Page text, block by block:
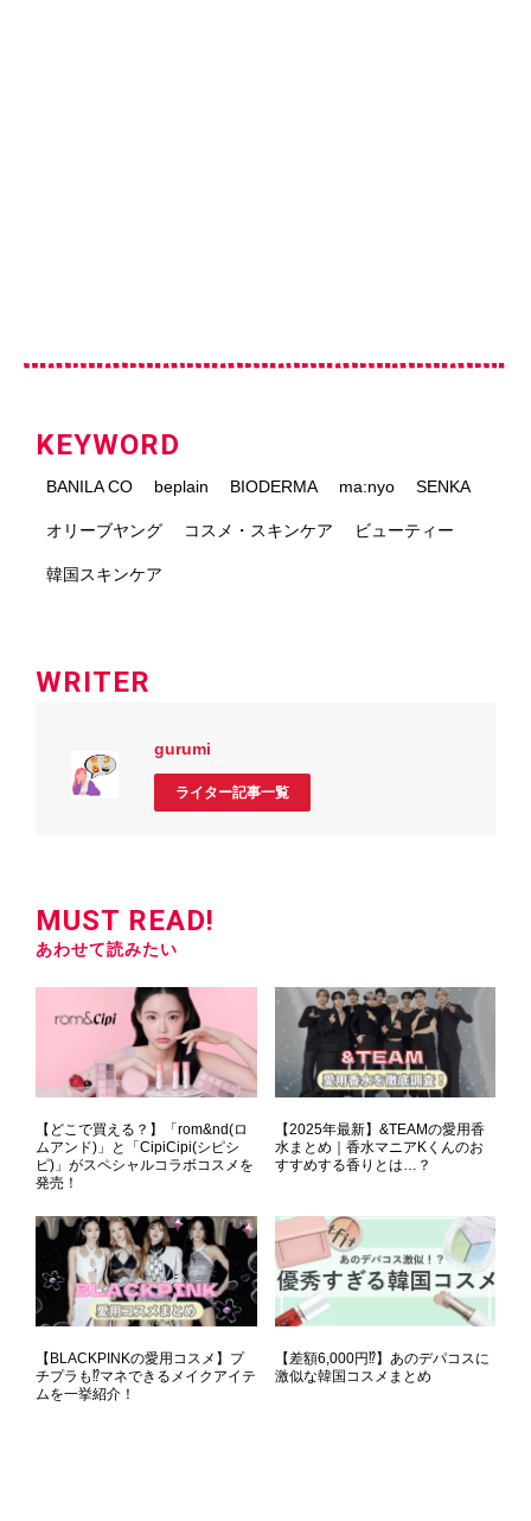
KEYWORD
BANILA CO beplain BIODERMA ma:nyo SENKA
オリーブヤング コスメ・スキンケア ビューティー
韓国スキンケア
WRITER
gurumi
ライター記事一覧
MUST READ!
あわせて読みたい
【どこで買える？】「rom&nd(ロ
ムアンド)」と「CipiCipi(シピシ
ピ)」がスペシャルコラボコスメを
発売！
【2025年最新】&TEAMの愛用香
水まとめ｜香水マニアKくんのお
すすめする香りとは…？
【BLACKPINKの愛用コスメ】プ
チプラも⁉マネできるメイクアイテ
ムを一挙紹介！
【差額6,000円⁉】あのデパコスに
激似な韓国コスメまとめ